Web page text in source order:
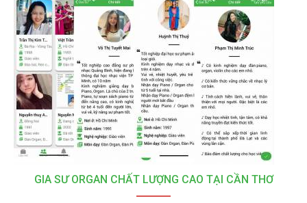
GIA SƯ ORGAN CHẤT LƯỢNG CAO TẠI CẦN THƠ